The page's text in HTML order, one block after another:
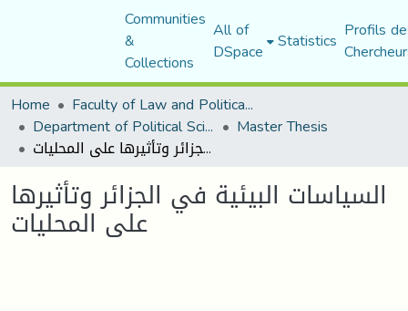
Communities
&
Collections
All of
DSpace Statistics Profils
Home
Faculty of Law and Political Science
Department of Political Sciences Master Thesis
السياسات البيئية في الجزائر وتأثيرها على المحليات
السياسات البيئية في الجزائر وتأثيرها
على المحليات